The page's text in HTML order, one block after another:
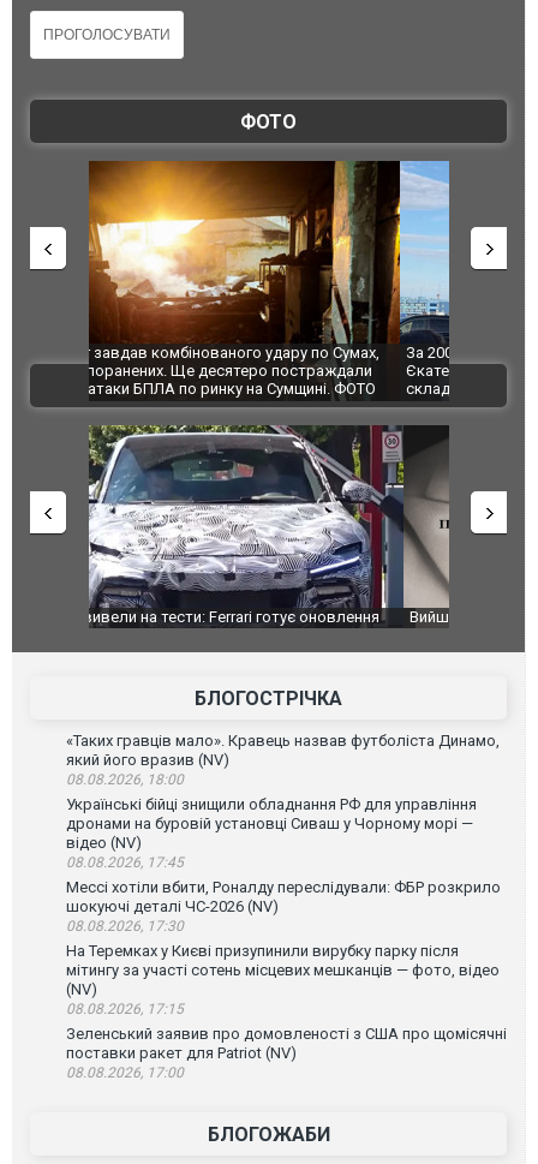
ФОТО
За 2000 кілометрів від кордону з Україною: в
Єкатеринбурзі після атаки дронів загорівся
склад Wildberries. ФОТО. ВІДЕО
"Мої
ВІДЕО
Вийшов трейлер нової екранізації легендарного
фільму "Афера Томаса Крауна"
БЛОГОСТРІЧКА
«Таких гравців мало». Кравець назвав футболіста Динамо,
який його вразив (NV)
08.08.2026, 18:00
Українські бійці знищили обладнання РФ для управління
дронами на буровій установці Сиваш у Чорному морі —
відео (NV)
08.08.2026, 17:45
Мессі хотіли вбити, Роналду переслідували: ФБР розкрило
шокуючі деталі ЧС-2026 (NV)
08.08.2026, 17:30
На Теремках у Києві призупинили вирубку парку після
мітингу за участі сотень місцевих мешканців — фото, відео
(NV)
08.08.2026, 17:15
Зеленський заявив про домовленості з США про щомісячні
поставки ракет для Patriot (NV)
08.08.2026, 17:00
БЛОГОЖАБИ